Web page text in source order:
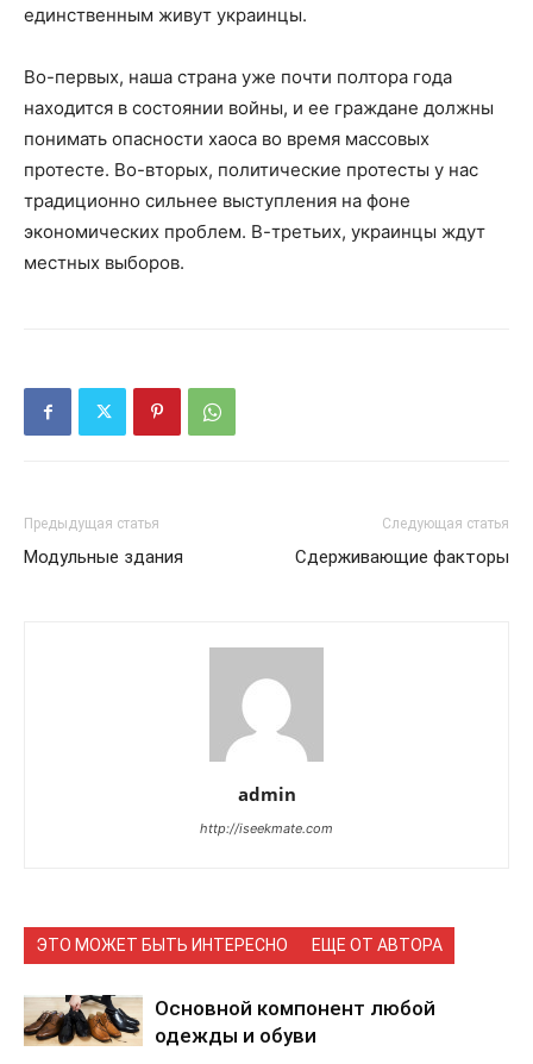
единственным живут украинцы.
Во-первых, наша страна уже почти полтора года
находится в состоянии войны, и ее граждане должны
понимать опасности хаоса во время массовых
протесте. Во-вторых, политические протесты у нас
традиционно сильнее выступления на фоне
экономических проблем. В-третьих, украинцы ждут
местных выборов.
Предыдущая статья
Модульные здания
Следующая статья
Сдерживающие факторы
admin
http://iseekmate.com
ЭТО МОЖЕТ БЫТЬ ИНТЕРЕСНО ЕЩЕ ОТ АВТОРА
Основной компонент любой
одежды и обуви